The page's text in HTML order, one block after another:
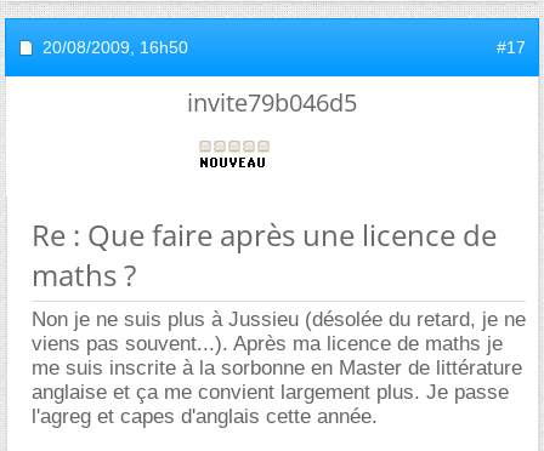
20/08/2009, 16h50 #17
invite79b046d5
Re : Que faire après une licence de
maths ?
Non je ne suis plus à Jussieu (désolée du retard, je ne
viens pas souvent...). Après ma licence de maths je
me suis inscrite à la sorbonne en Master de littérature
anglaise et ça me convient largement plus. Je passe
l'agreg et capes d'anglais cette année.